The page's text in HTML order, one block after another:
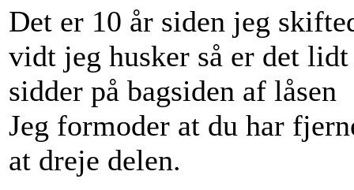
Det er 10 år siden jeg
vidt jeg husker så er det
sidder på bagsiden af låsen
Jeg formoder at du har
at dreje delen.